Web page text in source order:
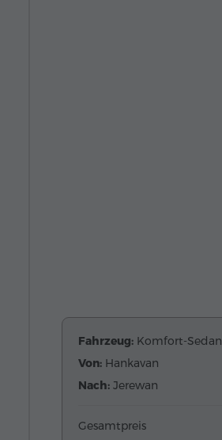
Fahrzeug: Komfort-Sedan
Von: Hankavan
Nach: Jerewan
Gesamtpreis